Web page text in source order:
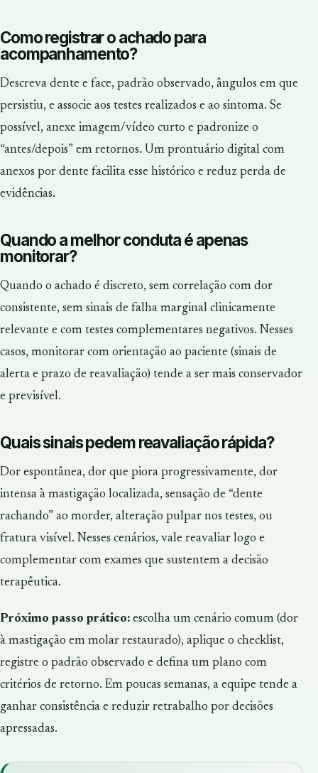
Como registrar o achado para
acompanhamento?
Descreva dente e face, padrão observado, ângulos em que
persistiu, e associe aos testes realizados e ao sintoma. Se
possível, anexe imagem/vídeo curto e padronize o
“antes/depois” em retornos. Um prontuário digital com
anexos por dente facilita esse histórico e reduz perda de
evidências.
Quando a melhor conduta é apenas
monitorar?
Quando o achado é discreto, sem correlação com dor
consistente, sem sinais de falha marginal clinicamente
relevante e com testes complementares negativos. Nesses
casos, monitorar com orientação ao paciente (sinais de
alerta e prazo de reavaliação) tende a ser mais conservador
e previsível.
Quais sinais pedem reavaliação rápida?
Dor espontânea, dor que piora progressivamente, dor
intensa à mastigação localizada, sensação de “dente
rachando” ao morder, alteração pulpar nos testes, ou
fratura visível. Nesses cenários, vale reavaliar logo e
complementar com exames que sustentem a decisão
terapêutica.
Próximo passo prático: escolha um cenário comum (dor
à mastigação em molar restaurado), aplique o checklist,
registre o padrão observado e defina um plano com
critérios de retorno. Em poucas semanas, a equipe tende a
ganhar consistência e reduzir retrabalho por decisões
apressadas.